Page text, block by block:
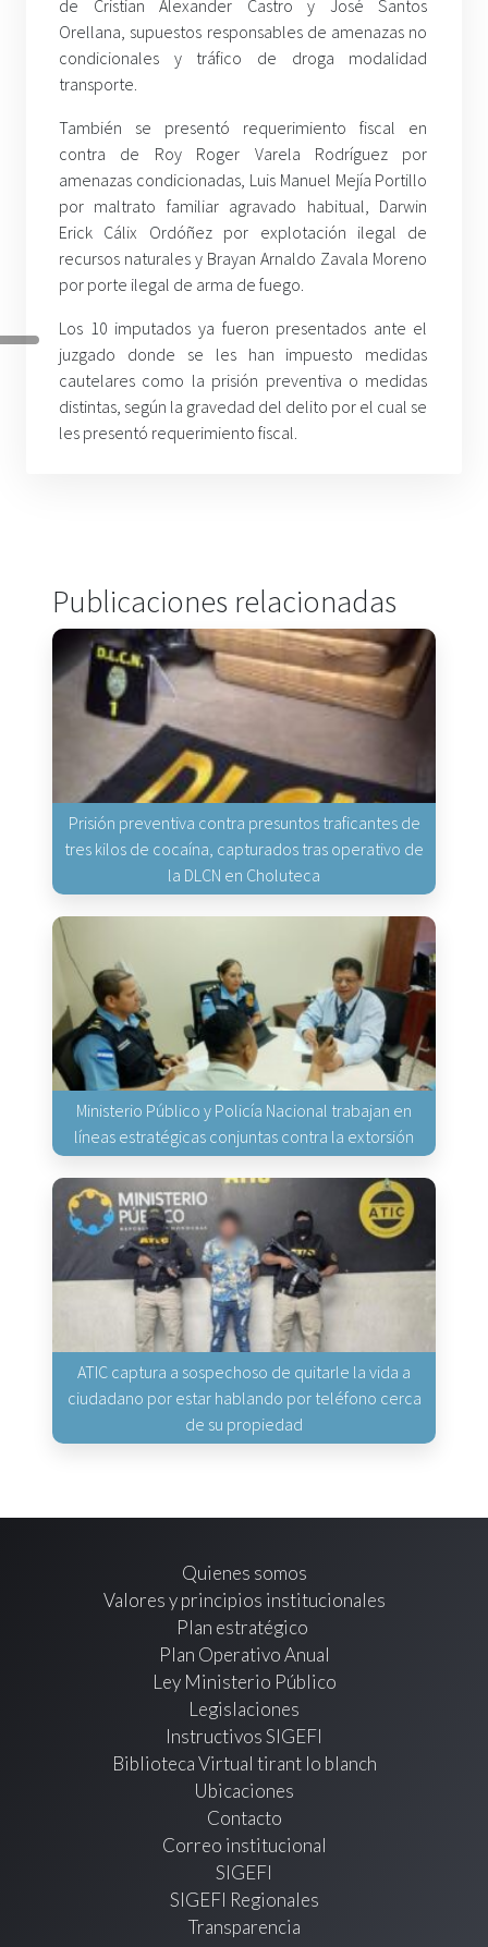
de Cristian Alexander Castro y José Santos
Orellana, supuestos responsables de amenazas no
condicionales y tráfico de droga modalidad
transporte.
También se presentó requerimiento fiscal en
contra de Roy Roger Varela Rodríguez por
amenazas condicionadas, Luis Manuel Mejía Portillo
por maltrato familiar agravado habitual, Darwin
Erick Cálix Ordóñez por explotación ilegal de
recursos naturales y Brayan Arnaldo Zavala Moreno
por porte ilegal de arma de fuego.
Los 10 imputados ya fueron presentados ante el
juzgado donde se les han impuesto medidas
cautelares como la prisión preventiva o medidas
distintas, según la gravedad del delito por el cual se
les presentó requerimiento fiscal.
Publicaciones relacionadas
Prisión preventiva contra presuntos traficantes de
tres kilos de cocaína, capturados tras operativo de
la DLCN en Choluteca
Ministerio Público y Policía Nacional trabajan en
líneas estratégicas conjuntas contra la extorsión
ATIC captura a sospechoso de quitarle la vida a
ciudadano por estar hablando por teléfono cerca
de su propiedad
Quienes somos
Valores y principios institucionales
Plan estratégico
Plan Operativo Anual
Ley Ministerio Público
Legislaciones
Instructivos SIGEFI
Biblioteca Virtual tirant lo blanch
Ubicaciones
Contacto
Correo institucional
SIGEFI
SIGEFI Regionales
Transparencia